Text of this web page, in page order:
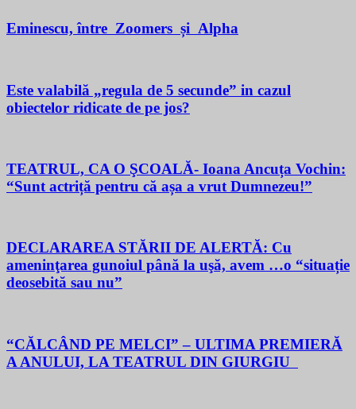
Eminescu, între Zoomers și Alpha
Este valabilă „regula de 5 secunde” in cazul
obiectelor ridicate de pe jos?
TEATRUL, CA O ŞCOALĂ- Ioana Ancuța Vochin:
“Sunt actriță pentru că așa a vrut Dumnezeu!”
DECLARAREA STĂRII DE ALERTĂ: Cu
ameninţarea gunoiul până la uşă, avem …o “situație
deosebită sau nu”
“CĂLCÂND PE MELCI” – ULTIMA PREMIERĂ
A ANULUI, LA TEATRUL DIN GIURGIU